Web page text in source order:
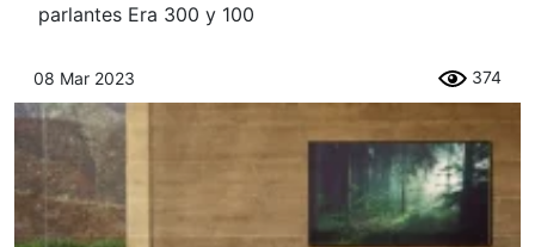
parlantes Era 300 y 100
08 Mar 2023 374